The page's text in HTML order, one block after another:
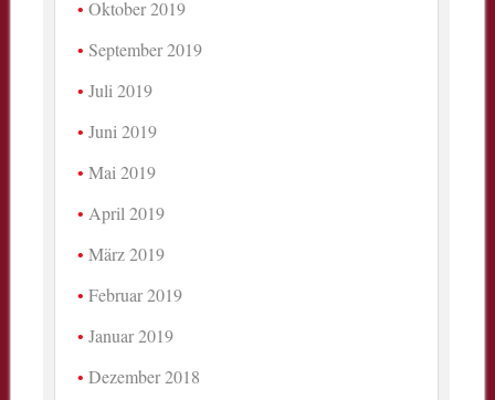
Oktober 2019
September 2019
Juli 2019
Juni 2019
Mai 2019
April 2019
März 2019
Februar 2019
Januar 2019
Dezember 2018